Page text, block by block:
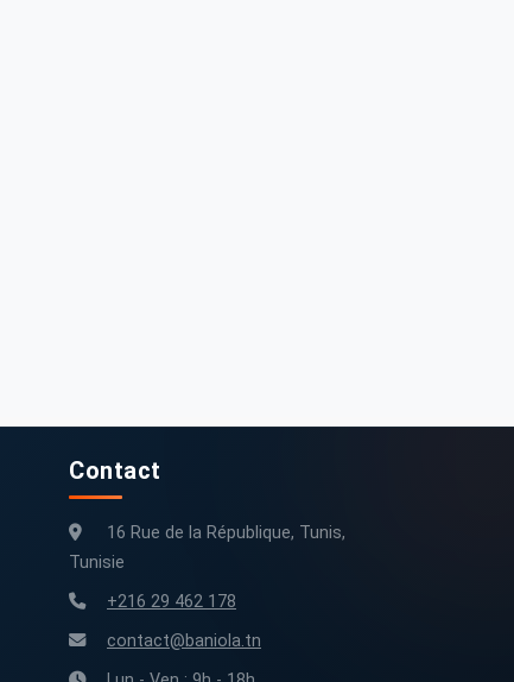
Contact
16 Rue de la République, Tunis,
Tunisie
+216 29 462 178
contact@baniola.tn